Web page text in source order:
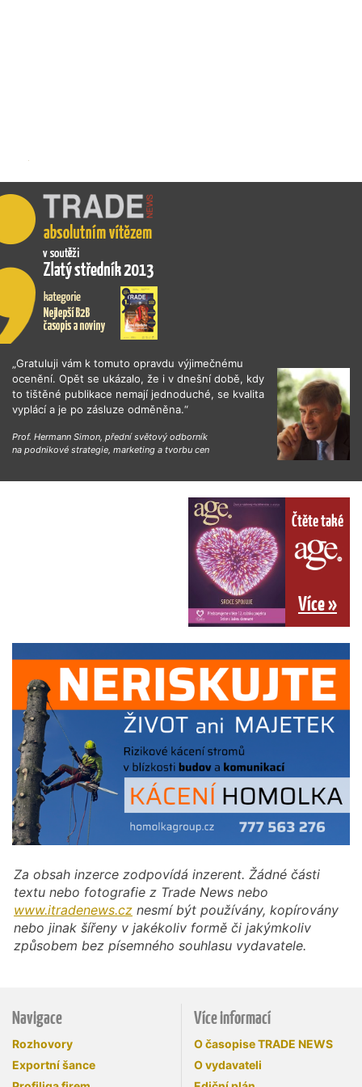
„Gratuluji vám k tomuto opravdu výjimečnému
ocenění. Opět se ukázalo, že i v dnešní době, kdy
to tištěné publikace nemají jednoduché, se kvalita
vyplácí a je po zásluze odměněna.“
Prof. Hermann Simon, přední světový odborník
na podnikové strategie, marketing a tvorbu cen
Čtěte také
Více »
Za obsah inzerce zodpovídá inzerent. Žádné části
textu nebo fotografie z Trade News nebo
www.itradenews.cz nesmí být používány, kopírovány
nebo jinak šířeny v jakékoliv formě či jakýmkoliv
způsobem bez písemného souhlasu vydavatele.
Navigace
Rozhovory
Exportní šance
Více informací
O časopise TRADE NEWS
O vydavateli